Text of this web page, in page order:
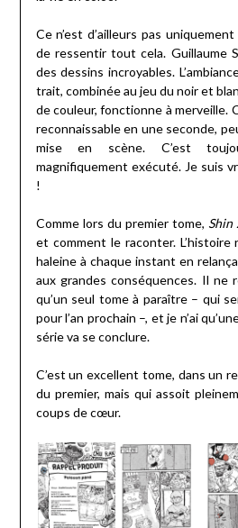
Ce n’est d’ailleurs pas
de ressentir tout cela. Guillaume
des dessins incroyables.
trait, combinée au jeu du noir et
de couleur, fonctionne à merveille.
reconnaissable en une seconde,
mise en scène. C’est
magnifiquement exécuté. Je suis
!
Comme lors du premier tome, Shin
et comment le raconter.
haleine à chaque instant en
aux grandes conséquences. Il ne
qu’un seul tome à paraître – qui
pour l’an prochain –, et je n’ai
série va se conclure.
C’est un excellent tome, dans un
du premier, mais qui assoit
coups de cœur.